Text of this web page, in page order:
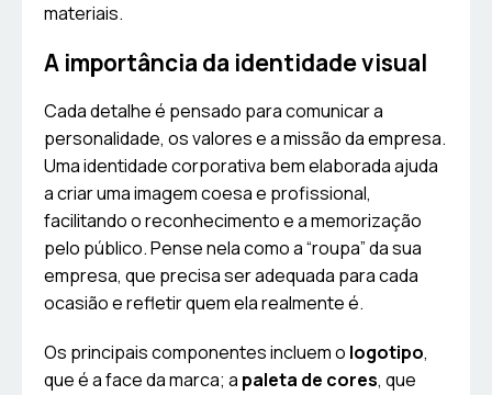
materiais.
A importância da identidade visual
Cada detalhe é pensado para comunicar a
personalidade, os valores e a missão da empresa.
Uma identidade corporativa bem elaborada ajuda
a criar uma imagem coesa e profissional,
facilitando o reconhecimento e a memorização
pelo público. Pense nela como a “roupa” da sua
empresa, que precisa ser adequada para cada
ocasião e refletir quem ela realmente é.
Os principais componentes incluem o logotipo,
que é a face da marca; a paleta de cores, que